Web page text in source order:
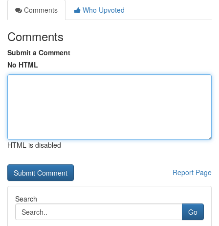
Comments
Who Upvoted
Comments
Submit a Comment
No HTML
HTML is disabled
Report Page
Search
Go